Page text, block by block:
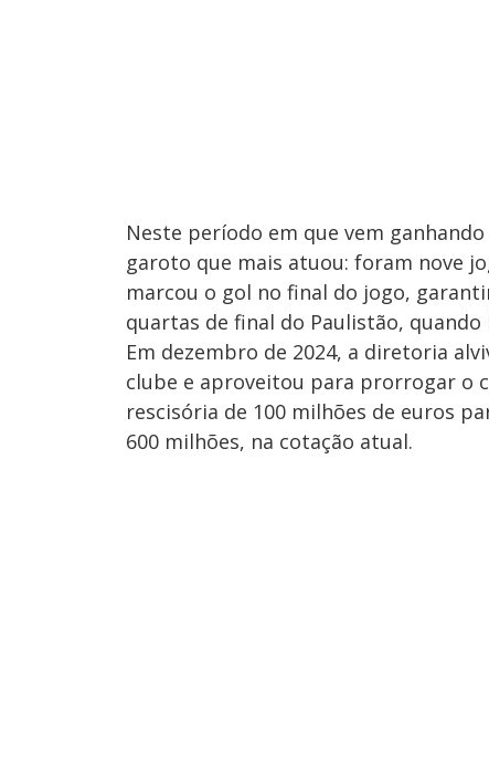
Neste período em que vem
garoto que mais atuou: foram nove
marcou o gol no final do jogo,
quartas de final do Paulistão,
Em dezembro de 2024, a diretoria
clube e aproveitou para prorrogar o
rescisória de 100 milhões de euros
600 milhões, na cotação atual.